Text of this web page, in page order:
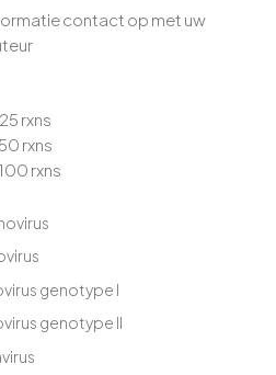
contact op met uw
rxns
rxns
rxns
genotype I
genotype II